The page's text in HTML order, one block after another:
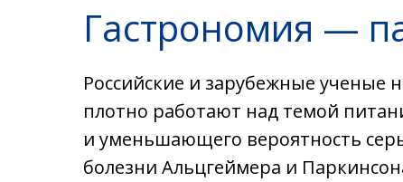
Гастрономия —
Российские и зарубежные ученые
плотно работают над темой
и уменьшающего вероятность
болезни Альцгеймера и